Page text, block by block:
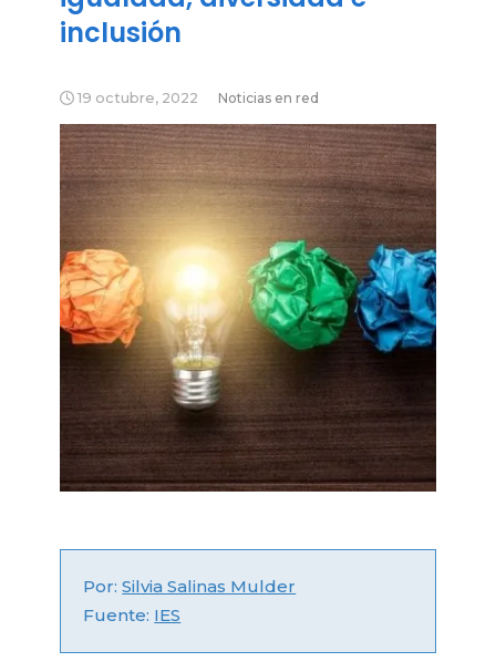
inclusión
19 octubre, 2022 Noticias en red
Por:Silvia Salinas Mulder
Fuente: IES